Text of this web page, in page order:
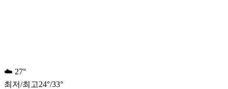
☁️ 27°
최저/최고24°/33°